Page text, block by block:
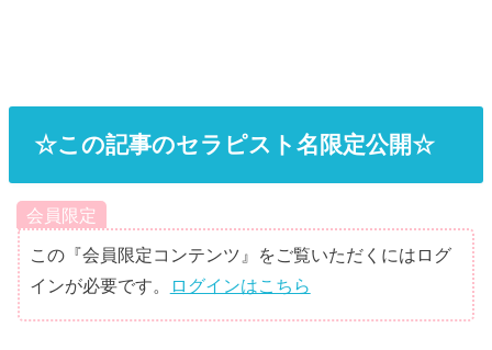
☆この記事のセラピスト名限定公開☆
会員限定
この『会員限定コンテンツ』をご覧いただくにはログ
インが必要です。
ログインはこちら